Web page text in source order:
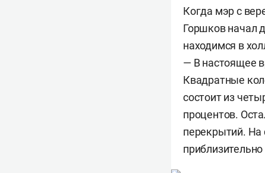
Когда мэр с
Горшков начал
находимся в
— В настоящее
Квадратные
состоит из
процентов.
перекрытий. На